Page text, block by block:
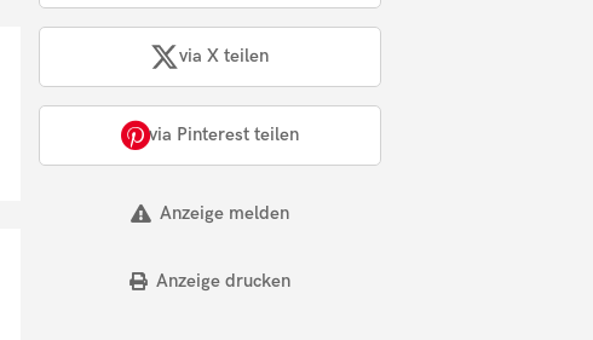
via X teilen
via Pinterest teilen
Anzeige melden
Anzeige drucken